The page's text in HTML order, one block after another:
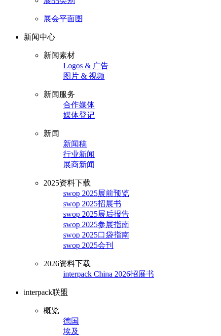
展会平面图
新闻中心
新闻素材
Logos & 广告
图片 & 视频
新闻服务
合作媒体
媒体登记
新闻
新闻稿
行业新闻
展商新闻
2025资料下载
swop 2025展前预览
swop 2025招展书
swop 2025展后报告
swop 2025参展指南
swop 2025口袋指南
swop 2025会刊
2026资料下载
interpack China 2026招展书
interpack联盟
概览
德国
埃及